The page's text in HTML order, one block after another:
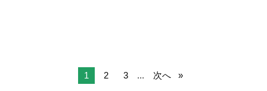
1 2 3 ... 次へ